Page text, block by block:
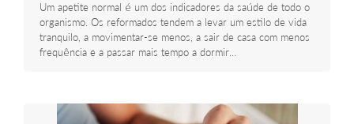
Um apetite normal é um dos indicadores da saúde de todo o
organismo. Os reformados tendem a levar um estilo de vida
tranquilo, a movimentar-se menos, a sair de casa com menos
frequência e a passar mais tempo a dormir…